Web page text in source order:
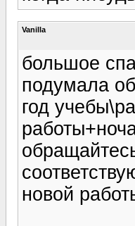
Vanilla
большое
подумала
год
новой